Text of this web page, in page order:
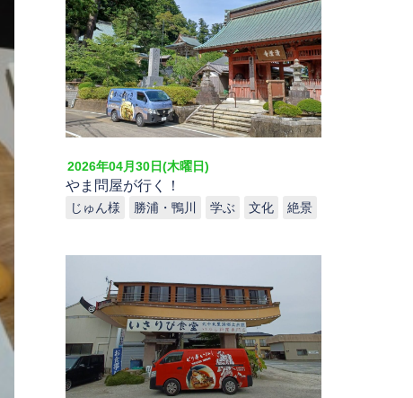
2026年04月30日(木曜日)
やま問屋が行く！
じゅん様 勝浦・鴨川 学ぶ 文化 絶景